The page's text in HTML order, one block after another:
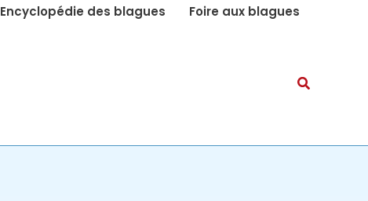
Encyclopédie des blagues Foire aux blagues